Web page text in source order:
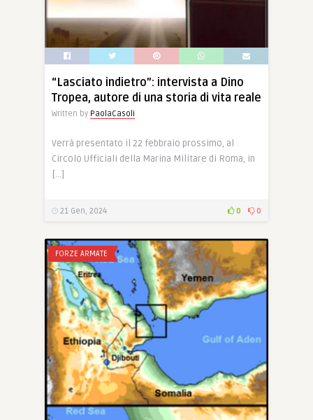
“Lasciato indietro”: intervista a Dino
Tropea, autore di una storia di vita reale
Written by PaolaCasoli
Verrà presentato il 22 febbraio prossimo, al
Circolo Ufficiali della Marina Militare di Roma, in
[…]
21 Gen, 2024 0 0
FORZE ARMATE